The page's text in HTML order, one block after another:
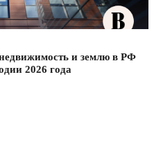
и землю в РФ
2026 года